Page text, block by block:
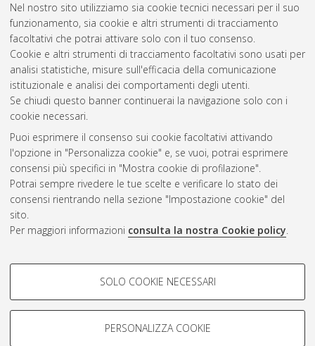
Nel nostro sito utilizziamo sia cookie tecnici necessari per il suo
funzionamento, sia cookie e altri strumenti di tracciamento
facoltativi che potrai attivare solo con il tuo consenso.
Cookie e altri strumenti di tracciamento facoltativi sono usati per
analisi statistiche, misure sull'efficacia della comunicazione
istituzionale e analisi dei comportamenti degli utenti.
Se chiudi questo banner continuerai la navigazione solo con i
cookie necessari.
Puoi esprimere il consenso sui cookie facoltativi attivando
l'opzione in "Personalizza cookie" e, se vuoi, potrai esprimere
consensi più specifici in "Mostra cookie di profilazione".
Potrai sempre rivedere le tue scelte e verificare lo stato dei
consensi rientrando nella sezione "Impostazione cookie" del
sito.
Per maggiori informazioni consulta la nostra Cookie policy.
COOKIE DI PROFILAZIONE -
Si tratta di cookie utilizzati per analizzare le caratteristiche della
navigazione degli utenti, creare profili in base al loro comportamento
SOLO COOKIE NECESSARI
PERSONALIZZA COOKIE
Proietto, Michele(2018)Evoluzione strutturale di una faglia
estensionale a basso angolo, Topinetti, Isola d'Elba orientale.
[Laurea], Università di Bologna, Corso di Studio inScienze
geologiche [L-DM270]
Questa lista e' stata generata ilFri Aug 7 12:01:35 2026 CEST
Atom
Rss 1.0
Rss 2.0
AMS Laurea
Impostazioni Cookie
Informativa sulla privacy
Condizioni d’uso del sito